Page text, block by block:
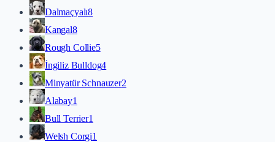
Dalmaçyalı8
Kangal8
Rough Collie5
İngiliz Bulldog4
Minyatür Schnauzer2
Alabay1
Bull Terrier1
Welsh Corgi1